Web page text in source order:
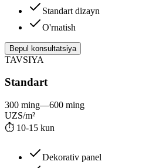
Standart dizayn
O'rnatish
Bepul konsultatsiya
TAVSIYA
Standart
300 ming—600 ming
UZS/m²
⏱ 10-15 kun
Dekorativ panel